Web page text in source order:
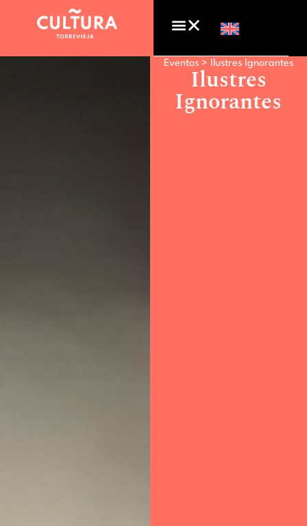
Eventos > Ilustres Ignorantes
Ilustres
Ignorantes